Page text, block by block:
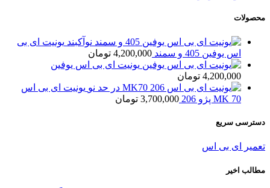
محصولات
یونیت ای بی
اس یوفین 405 و سمند
4,200,000 تومان
یونیت ای بی اس یوفین
4,200,000 تومان
یونیت ای بی اس
MK 70 پژو 206
3,700,000 تومان
دسترسی سریع
تعمیر ای بی اس
مطالب اخیر